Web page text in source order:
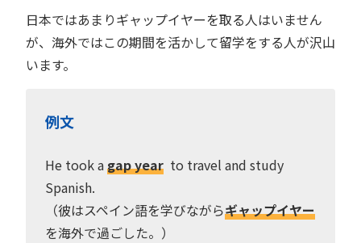
日本ではあまりギャップイヤーを取る人はいません
が、海外ではこの期間を活かして留学をする人が沢山
います。
例文
He took agap year to travel and study
Spanish.
（彼はスペイン語を学びながらギャップイヤー
を海外で過ごした。）